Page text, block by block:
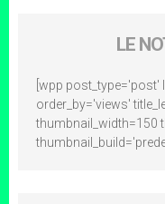
LE
[wpp post_type='post'
order_by='views'
thumbnail_width=150